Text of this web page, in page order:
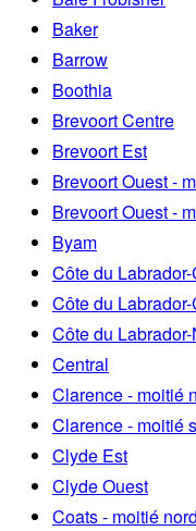
Baker
Barrow
Boothia
Brevoort Centre
Brevoort Est
Brevoort Ouest -
Brevoort Ouest -
Byam
Côte du
Côte du
Côte du
Central
Clarence - moitié
Clarence - moitié
Clyde Est
Clyde Ouest
Coats - moitié nord